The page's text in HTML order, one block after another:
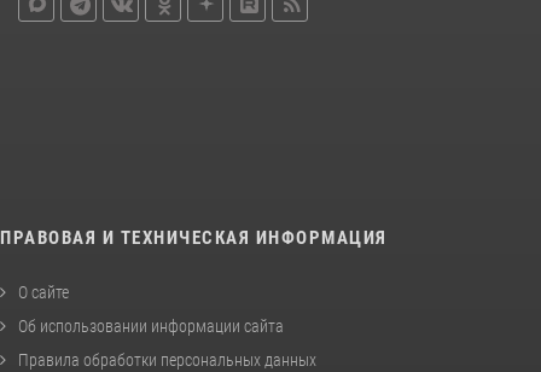
ПРАВОВАЯ И ТЕХНИЧЕСКАЯ ИНФОРМАЦИЯ
О сайте
Об использовании информации сайта
Правила обработки персональных данных